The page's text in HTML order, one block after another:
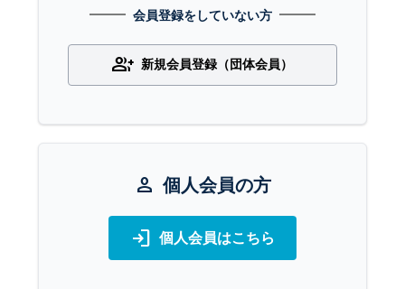
会員登録をしていない方
group_add 新規会員登録（団体会員）
person 個人会員の方
login 個人会員はこちら